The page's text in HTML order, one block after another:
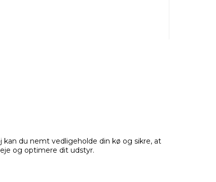
du nemt vedligeholde din kø og sikre, at
og optimere dit udstyr.